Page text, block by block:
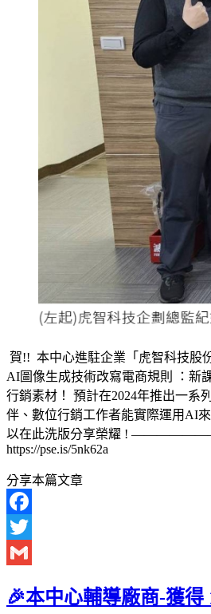
賀!! 本中心進駐企業「虎智科技股
AI圖像生成技術改寫電商規則 ：新
行銷素材！ 預計在2024年推出一系
伴、數位行銷工作者能實際運用AI
以在此洗版分享榮耀 !
https://pse.is/5nk62a
分享本篇文章
Facebook
Twitter
🎉本中心輔導廠商-獲得